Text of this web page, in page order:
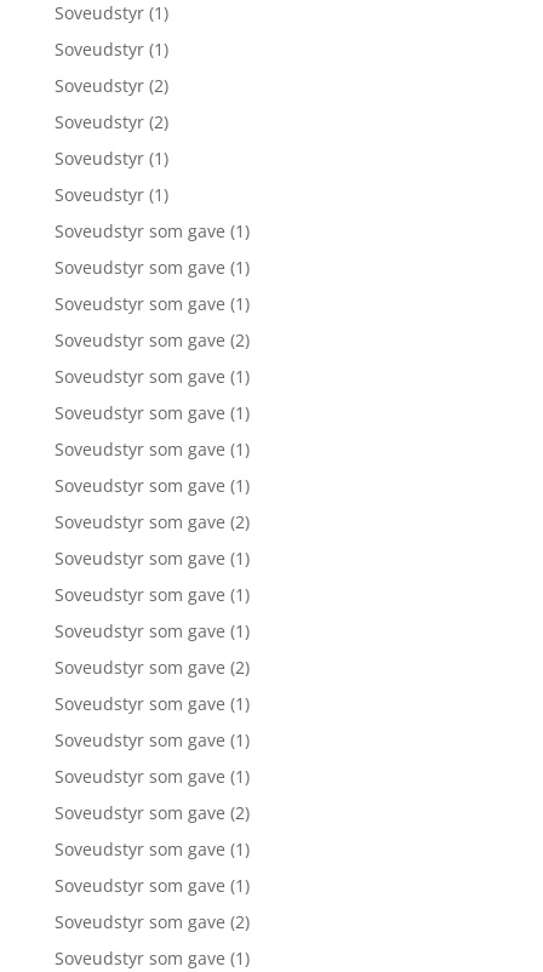
Soveudstyr (1)
Soveudstyr (1)
Soveudstyr (2)
Soveudstyr (2)
Soveudstyr (1)
Soveudstyr (1)
Soveudstyr som gave (1)
Soveudstyr som gave (1)
Soveudstyr som gave (1)
Soveudstyr som gave (2)
Soveudstyr som gave (1)
Soveudstyr som gave (1)
Soveudstyr som gave (1)
Soveudstyr som gave (1)
Soveudstyr som gave (2)
Soveudstyr som gave (1)
Soveudstyr som gave (1)
Soveudstyr som gave (1)
Soveudstyr som gave (2)
Soveudstyr som gave (1)
Soveudstyr som gave (1)
Soveudstyr som gave (1)
Soveudstyr som gave (2)
Soveudstyr som gave (1)
Soveudstyr som gave (1)
Soveudstyr som gave (2)
Soveudstyr som gave (1)